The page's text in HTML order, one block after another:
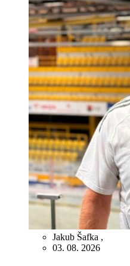
Jakub Šafka ,
03. 08. 2026